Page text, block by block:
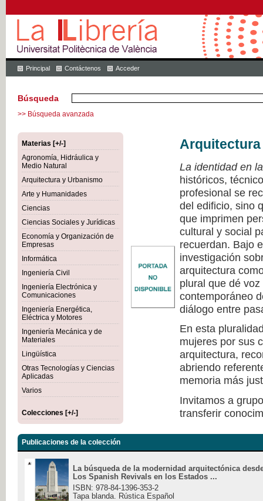
Principal Contáctenos Acceder
Búsqueda
>> Búsqueda avanzada
Materias [+/-]
Agronomía, Hidráulica y
Medio Natural
Arquitectura y Urbanismo
Arte y Humanidades
Ciencias
Ciencias Sociales y Jurídicas
Economía y Organización de
Empresas
Informática
Ingeniería Civil
Ingeniería Electrónica y
Comunicaciones
Ingeniería Energética,
Eléctrica y Motores
Ingeniería Mecánica y de
Materiales
Lingüística
Otras Tecnologías y Ciencias
Aplicadas
Varios
Colecciones [+/-]
La identidad en
históricos,
profesional se
del edificio, sino
que imprimen
cultural y social
recuerdan. Bajo
investigación
arquitectura
plural que dé
contemporáneo
diálogo entre
En esta
mujeres por sus
arquitectura,
abriendo
memoria más
Invitamos a
transferir
Publicaciones de la colección
La búsqueda de la modernidad arquitectónica
Los Spanish Revivals en los Estados ...
ISBN: 978-84-1396-353-2
Tapa blanda. Rústica Español